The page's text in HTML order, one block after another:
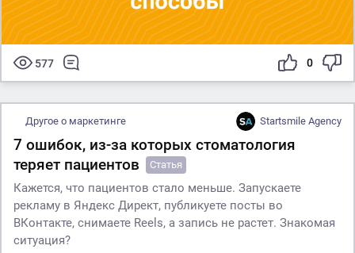
577 0
Другое о маркетинге Startsmile Agency
7 ошибок, из-за которых стоматология
теряет пациентов
Статья
Кажется, что пациентов стало меньше. Запускаете
рекламу в Яндекс Директ, публикуете посты во
ВКонтакте, снимаете Reels, а запись не растет. Знакомая
ситуация?